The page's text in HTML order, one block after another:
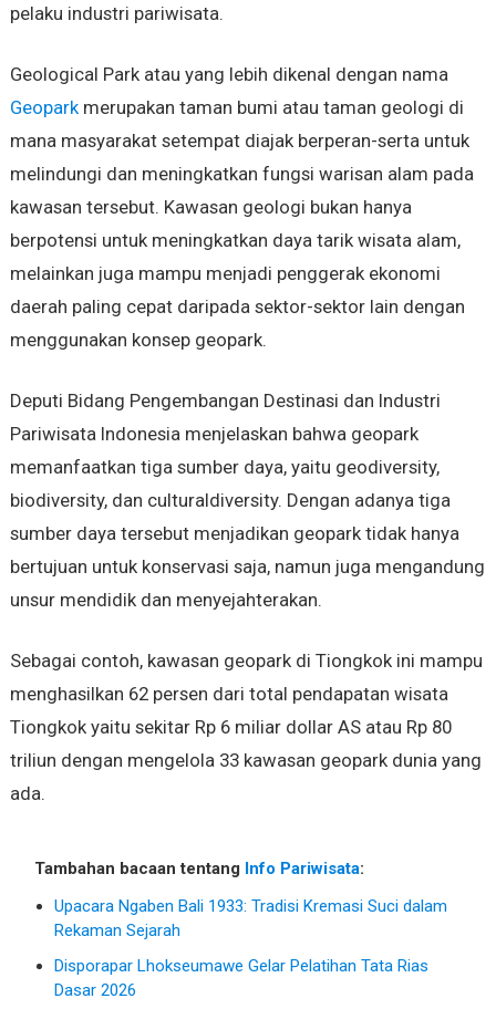
pelaku industri pariwisata.
Geological Park atau yang lebih dikenal dengan nama
Geoparkmerupakan taman bumi atau taman geologi di
mana masyarakat setempat diajak berperan-serta untuk
melindungi dan meningkatkan fungsi warisan alam pada
kawasan tersebut. Kawasan geologi bukan hanya
berpotensi untuk meningkatkan daya tarik wisata alam,
melainkan juga mampu menjadi penggerak ekonomi
daerah paling cepat daripada sektor-sektor lain dengan
menggunakan konsep geopark.
Deputi Bidang Pengembangan Destinasi dan Industri
Pariwisata Indonesia menjelaskan bahwa geopark
memanfaatkan tiga sumber daya, yaitu geodiversity,
biodiversity, dan culturaldiversity. Dengan adanya tiga
sumber daya tersebut menjadikan geopark tidak hanya
bertujuan untuk konservasi saja, namun juga mengandung
unsur mendidik dan menyejahterakan.
Sebagai contoh, kawasan geopark di Tiongkok ini mampu
menghasilkan 62 persen dari total pendapatan wisata
Tiongkok yaitu sekitar Rp 6 miliar dollar AS atau Rp 80
triliun dengan mengelola 33 kawasan geopark dunia yang
ada.
Tambahan bacaan tentang Info Pariwisata:
Upacara Ngaben Bali 1933: Tradisi Kremasi Suci dalam
Rekaman Sejarah
Disporapar Lhokseumawe Gelar Pelatihan Tata Rias
Dasar 2026